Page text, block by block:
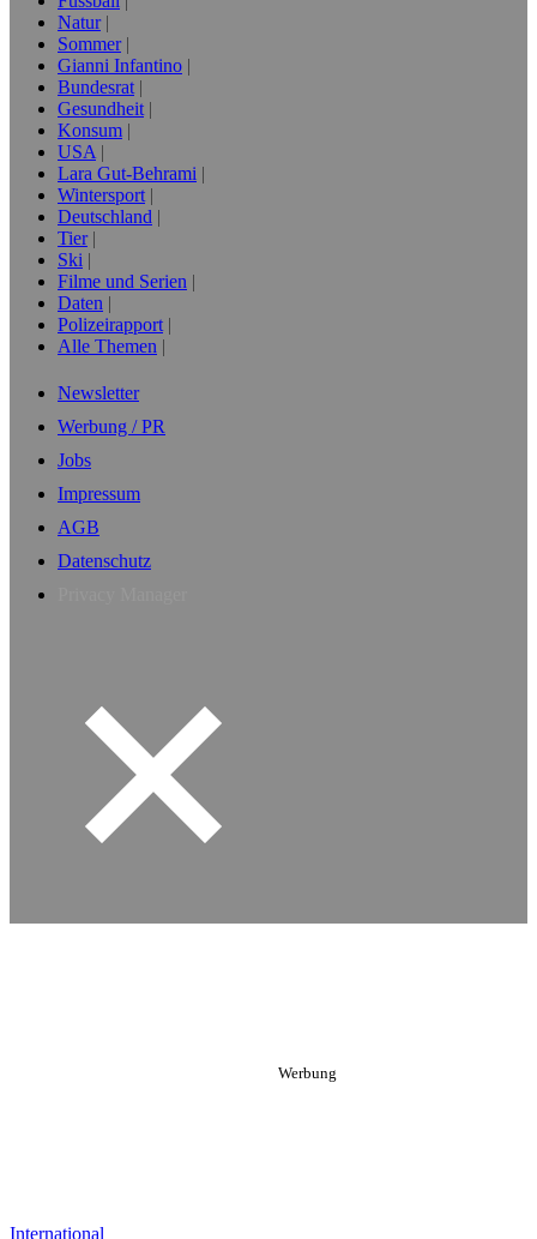
Natur
Sommer
Gianni Infantino
Bundesrat
Gesundheit
Konsum
USA
Lara Gut-Behrami
Wintersport
Deutschland
Tier
Ski
Filme und Serien
Daten
Polizeirapport
Alle Themen
Newsletter
Werbung / PR
Jobs
Impressum
AGB
Datenschutz
International